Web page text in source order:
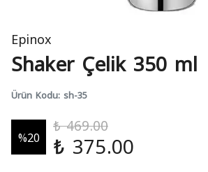
Epinox
Shaker Çelik 350 ml
Ürün Kodu: sh-35
%20
₺ 469.00
₺ 375.00